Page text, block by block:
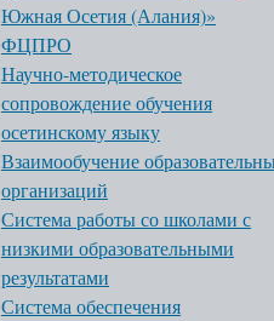
Южная Осетия (Алания)»
ФЦПРО
Научно-методическое
сопровождение обучения
осетинскому языку
Взаимообучение
организаций
Система работы со школами с
низкими образовательными
результатами
Система обеспечения